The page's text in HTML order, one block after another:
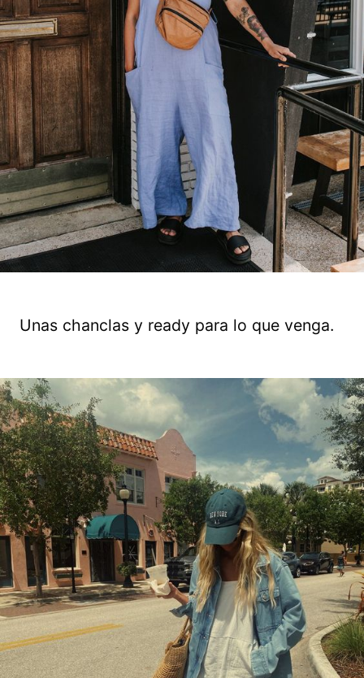
Unas chanclas y ready para lo que venga.